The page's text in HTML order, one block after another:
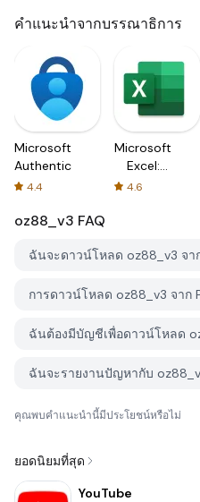
คำแนะนำจากบรรณาธิการ
Microsoft
Authenticator
4.4
Microsoft
Excel:
Spreadsheets
4.6
oz88_v3 FAQ
ฉันจะดาวน์โหลด oz88_v3 จาก
การดาวน์โหลด oz88_v3 จาก
คุณพบคำแนะนำนี้มีประโยชน์หรือไม่
ยอดนิยมที่สุด
YouTube